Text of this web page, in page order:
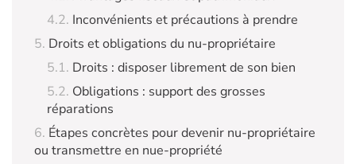
Inconvénients et précautions à prendre
Droits et obligations du nu-propriétaire
Droits : disposer librement de son bien
Obligations : support des grosses
réparations
Étapes concrètes pour devenir nu-propriétaire
ou transmettre en nue-propriété